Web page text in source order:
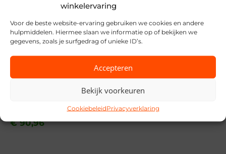
winkelervaring
Voor de beste website-ervaring gebruiken we cookies en andere
hulpmiddelen. Hiermee slaan we informatie op of bekijken we
gegevens, zoals je surfgedrag of unieke ID’s.
Accepteren
Bekijk voorkeuren
CookiebeleidPrivacyverklaring
SALE
Oorspronkelijke
prijs
€90,96
prijs
€119,99